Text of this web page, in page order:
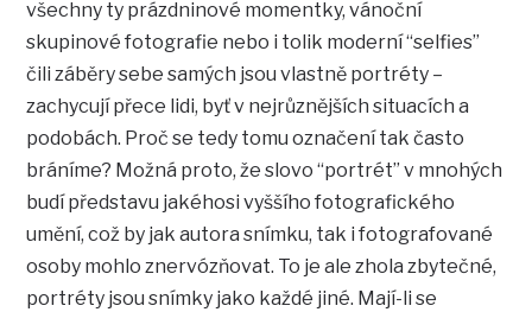
všechny ty prázdninové momentky, vánoční
skupinové fotografie nebo i tolik moderní “selfies”
čili záběry sebe samých jsou vlastně portréty –
zachycují přece lidi, byť v nejrůznějších situacích a
podobách. Proč se tedy tomu označení tak často
bráníme? Možná proto, že slovo “portrét” v mnohých
budí představu jakéhosi vyššího fotografického
umění, což by jak autora snímku, tak i fotografované
osoby mohlo znervózňovat. To je ale zhola zbytečné,
portréty jsou snímky jako každé jiné. Mají-li se